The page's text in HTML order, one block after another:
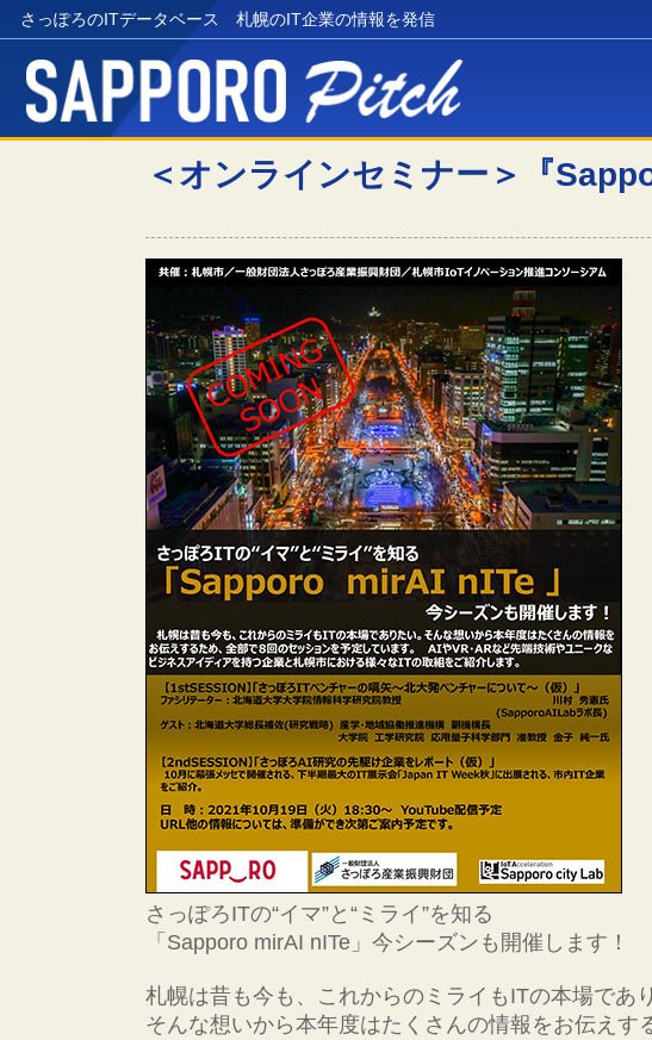
さっぽろのITデータベース 札幌のIT企業の情報を発信
＜オンラインセミナー＞『
さっぽろITの“イマ”と“ミライ”を知る
「Sapporo mirAI nITe」今シーズンも開催します！
札幌は昔も今も、これからのミライもITの本場であ
そんな想いから本年度はたくさんの情報をお伝えす